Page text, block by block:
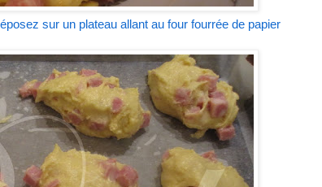
sur un plateau allant au four fourrée de papier